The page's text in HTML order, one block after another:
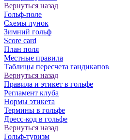
Вернуться назад
Гольф-поле
Схемы лунок
Зимний гольф
Score card
План поля
Местные правила
Таблицы пересчета гандикапов
Вернуться назад
Правила и этикет в гольфе
Регламент клуба
Нормы этикета
Термины в гольфе
Дресс-код в гольфе
Вернуться назад
Гольф-туризм